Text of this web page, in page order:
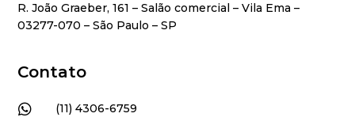
R. João Graeber, 161 – Salão comercial – Vila Ema –
03277-070 – São Paulo – SP
Contato
 (11) 4306-6759